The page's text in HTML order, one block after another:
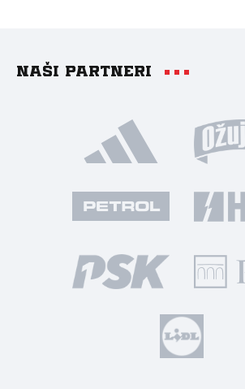
Naši partneri